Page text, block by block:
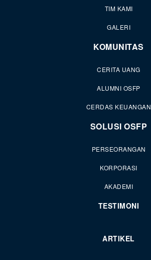
TIM KAMI
GALERI
KOMUNITAS
CERITA UANG
ALUMNI OSFP
CERDAS KEUANGAN
SOLUSI OSFP
PERSEORANGAN
KORPORASI
AKADEMI
TESTIMONI
ARTIKEL